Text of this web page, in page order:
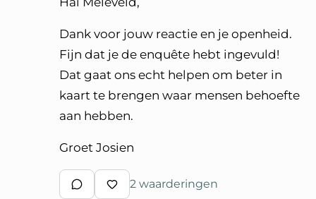
Dank voor jouw reactie en je openheid.
Fijn dat je de enquête hebt ingevuld!
Dat gaat ons echt helpen om beter in
kaart te brengen waar mensen behoefte
aan hebben.
Groet Josien
Schrijf een reactie
Waardeer reactie
2 waarderingen